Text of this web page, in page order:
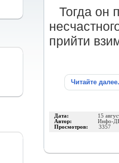
Тогда он
прийти
Читайте
Дата: 15
Автор: Инфо-
Просмотров: 3357